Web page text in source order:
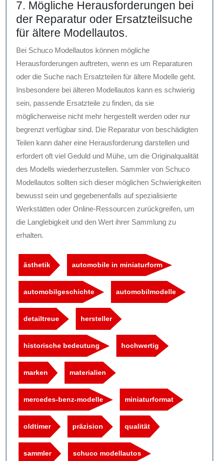
7. Mögliche Herausforderungen bei
der Reparatur oder Ersatzteilsuche
für ältere Modellautos.
Bei Schuco Modellautos können mögliche
Herausforderungen auftreten, wenn es um Reparaturen
oder die Suche nach Ersatzteilen für ältere Modelle geht.
Insbesondere bei älteren Modellautos kann es schwierig
sein, passende Ersatzteile zu finden, da sie
möglicherweise nicht mehr hergestellt werden oder nur
begrenzt verfügbar sind. Die Reparatur von beschädigten
Teilen kann daher eine Herausforderung darstellen und
erfordert oft viel Geduld und Mühe, um die Originalqualität
des Modells wiederherzustellen. Sammler von Schuco
Modellautos sollten sich dieser möglichen Schwierigkeiten
bewusst sein und gegebenenfalls auf spezialisierte
Werkstätten oder Online-Ressourcen zurückgreifen, um
die Langlebigkeit und den Wert ihrer Sammlung zu
erhalten.
ästhetik automobile in miniaturform
automobilgeschichte automobilmodelle
detailtreue hersteller
historische bedeutung hochwertig
marken materialien
mercedes-benz-modelle miniaturformat
oldtimer präzision qualität
sammler schuco modellautos